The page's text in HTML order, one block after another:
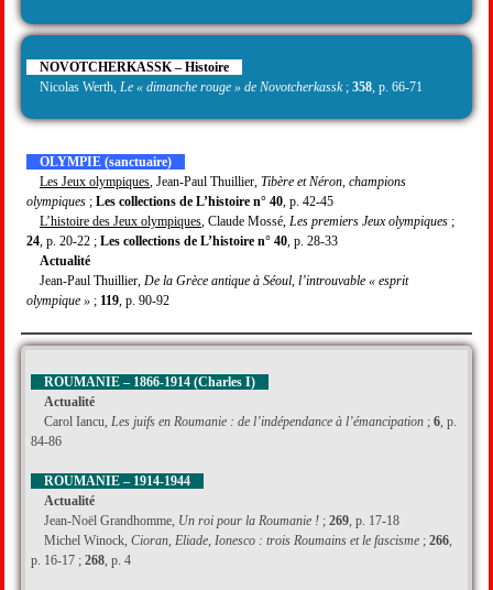
NOVOTCHERKASSK – Histoire
Nicolas Werth, Le « dimanche rouge » de Novotcherkassk; 358 , p. 66-71
OLYMPIE (sanctuaire)
Les Jeux olympiques , Jean-Paul Thuillier, Tibère et Néron, champions
olympiques ; Les collections de L’histoire n° 40 , p. 42-45
L’histoire des Jeux olympiques , Claude Mossé, Les premiers Jeux olympiques ;
24 , p. 20-22 ; Les collections de L’histoire n° 40 , p. 28-33
Actualité
Jean-Paul Thuillier, De la Grèce antique à Séoul, l’introuvable « esprit
olympique » ; 119 , p. 90-92
ROUMANIE – 1866-1914 (Charles I)
Actualité
Carol Iancu, Les juifs en Roumanie : de l’indépendance à l’émancipation ; 6 , p.
84-86
ROUMANIE – 1914-1944
Actualité
Jean-Noël Grandhomme, Un roi pour la Roumanie ! ; 269 , p. 17-18
Michel Winock, Cioran, Eliade, Ionesco : trois Roumains et le fascisme ; 266
p. 16-17 ; 268 , p. 4